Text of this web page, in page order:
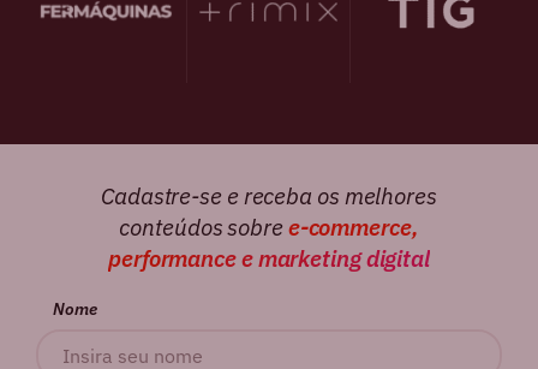
Cadastre-se e receba os melhores
conteúdos sobre e-commerce,
performance e marketing digital
Nome